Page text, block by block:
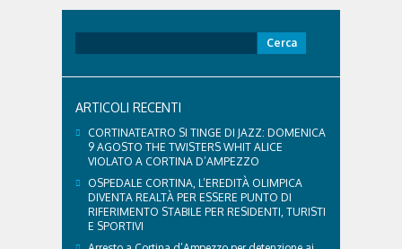
per:
ARTICOLI RECENTI
CORTINATEATRO SI TINGE DI JAZZ: DOMENICA
9 AGOSTO THE TWISTERS WHIT ALICE
VIOLATO A CORTINA D’AMPEZZO
OSPEDALE CORTINA, L’EREDITÀ OLIMPICA
DIVENTA REALTÀ PER ESSERE PUNTO DI
RIFERIMENTO STABILE PER RESIDENTI, TURISTI
E SPORTIVI